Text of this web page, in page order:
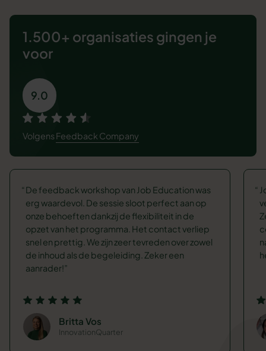
1.500+ organisaties gingen je
voor
9.0
VolgensFeedback Company
De feedback workshop van Job Education was
erg waardevol. De sessie sloot perfect aan op
onze behoeften dankzij de flexibiliteit in de
opzet van het programma. Het contact verliep
snel en prettig. We zijn zeer tevreden over zowel
de inhoud als de begeleiding. Zeker een
aanrader!
Britta Vos
InnovationQuarter